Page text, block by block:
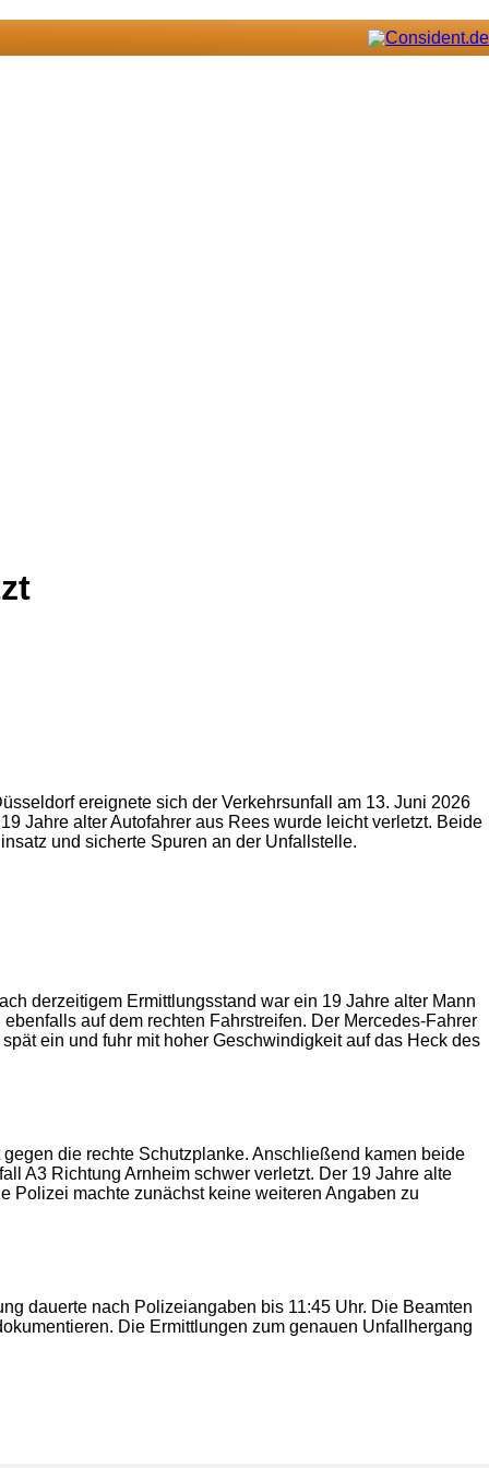
ereignete sich der Verkehrsunfall am 13. Juni 2026
Jahre alter Autofahrer aus Rees wurde leicht verletzt. Beide
und sicherte Spuren an der Unfallstelle.
derzeitigem Ermittlungsstand war ein 19 Jahre alter Mann
auf dem rechten Fahrstreifen. Der Mercedes-Fahrer
ein und fuhr mit hoher Geschwindigkeit auf das Heck des
die rechte Schutzplanke. Anschließend kamen beide
A3 Richtung Arnheim schwer verletzt. Der 19 Jahre alte
Polizei machte zunächst keine weiteren Angaben zu
dauerte nach Polizeiangaben bis 11:45 Uhr. Die Beamten
Die Ermittlungen zum genauen Unfallhergang